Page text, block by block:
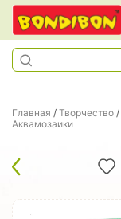
Главная / Творчество /
Аквамозаики